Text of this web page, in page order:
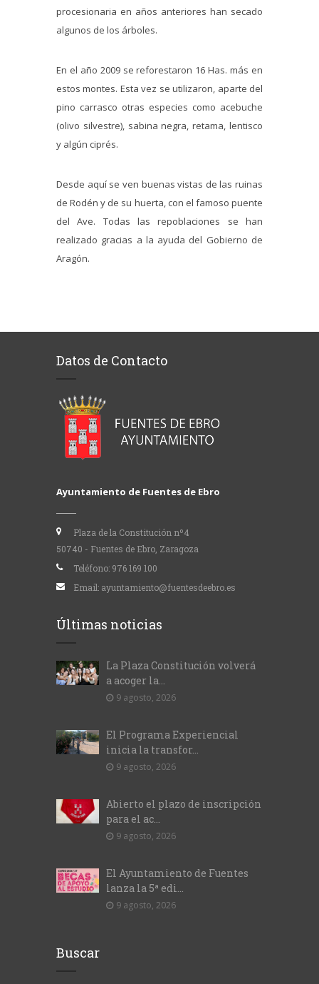
procesionaria en años anteriores han secado
algunos de los árboles.
En el año 2009 se reforestaron 16 Has. más en
estos montes. Esta vez se utilizaron, aparte del
pino carrasco otras especies como acebuche
(olivo silvestre), sabina negra, retama, lentisco
y algún ciprés.
Desde aquí se ven buenas vistas de las ruinas
de Rodén y de su huerta, con el famoso puente
del Ave. Todas las repoblaciones se han
realizado gracias a la ayuda del Gobierno de
Aragón.
Datos de Contacto
Ayuntamiento de Fuentes de Ebro
Plaza de la Constitución nº4
50740 - Fuentes de Ebro, Zaragoza
Teléfono: 976 169 100
Email: ayuntamiento@fuentesdeebro.es
Últimas noticias
La Plaza Constitución volverá
a acoger la...
9 agosto, 2026
El Programa Experiencial
inicia la transfor...
9 agosto, 2026
Abierto el plazo de inscripción
para el ac...
9 agosto, 2026
El Ayuntamiento de Fuentes
lanza la 5ª edi...
9 agosto, 2026
Buscar